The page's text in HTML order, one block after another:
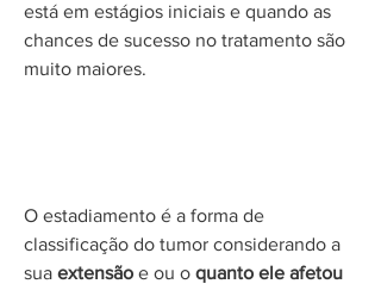
está em estágios iniciais e quando as
chances de sucesso no tratamento são
muito maiores.
O estadiamento é a forma de
classificação do tumor considerando a
sua extensão e ou o quanto ele afetou